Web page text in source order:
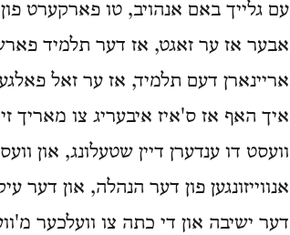
עם גלייך באם אנהויב, טו פארקערט
אבער אז ער זאגט, אז דער תלמיד
אריינארן דעם תלמיד, אז ער זאל
איך האף אז ס'איז איבעריג צו מאריך
וועסט דו ענדערן דיין שטעלונג, און
אנווייזונגען פון דער הנהלה, און
דער ישיבה און די כתה צו וועלכער